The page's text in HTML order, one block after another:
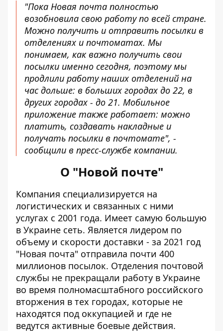
"Пока Новая почта полностью
возобновила свою работу по всей стране.
Можно получить и отправить посылки в
отделениях и почтоматах. Мы
понимаем, как важно получить свои
посылки именно сегодня, поэтому мы
продлили работу наших отделений на
час дольше: в больших городах до 22, в
других городах - до 21. Мобильное
приложение также работает: можно
платить, создавать накладные и
получать посылки в почтомате", -
сообщили в пресс-службе компании.
О "Новой почте"
Компания специализируется на
логистических и связанных с ними
услугах с 2001 года. Имеет самую большую
в Украине сеть. Является лидером по
объему и скорости доставки - за 2021 год
"Новая почта" отправила почти 400
миллионов посылок. Отделения почтовой
службы не прекращали работу в Украине
во время полномасштабного российского
вторжения в тех городах, которые не
находятся под оккупацией и где не
ведутся активные боевые действия.